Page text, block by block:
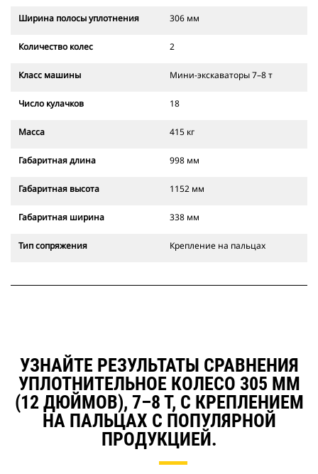
Ширина полосы уплотнения 306 мм
Количество колес 2
Класс машины Мини-экскаваторы 7–8 т
Число кулачков 18
Масса 415 кг
Габаритная длина 998 мм
Габаритная высота 1152 мм
Габаритная ширина 338 мм
Тип сопряжения Крепление на пальцах
УЗНАЙТЕ РЕЗУЛЬТАТЫ СРАВНЕНИЯ
УПЛОТНИТЕЛЬНОЕ КОЛЕСО 305 ММ
(12 ДЮЙМОВ), 7–8 Т, С КРЕПЛЕНИЕМ
НА ПАЛЬЦАХ С ПОПУЛЯРНОЙ
ПРОДУКЦИЕЙ.